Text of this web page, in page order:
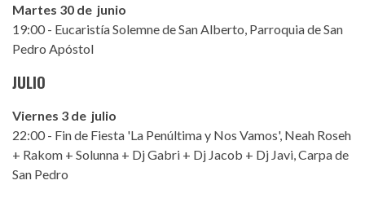
Martes 30 de junio
19:00 - Eucaristía Solemne de San Alberto, Parroquia de San
Pedro Apóstol
JULIO
Viernes 3 de julio
22:00 - Fin de Fiesta 'La Penúltima y Nos Vamos', Neah Roseh
+ Rakom + Solunna + Dj Gabri + Dj Jacob + Dj Javi, Carpa de
San Pedro